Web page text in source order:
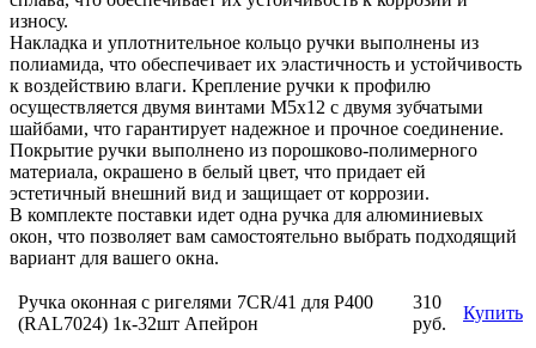
износу.
Накладка и уплотнительное кольцо ручки выполнены из
полиамида, что обеспечивает их эластичность и устойчивость
к воздействию влаги. Крепление ручки к профилю
осуществляется двумя винтами М5х12 с двумя зубчатыми
шайбами, что гарантирует надежное и прочное соединение.
Покрытие ручки выполнено из порошково-полимерного
материала, окрашено в белый цвет, что придает ей
эстетичный внешний вид и защищает от коррозии.
В комплекте поставки идет одна ручка для алюминиевых
окон, что позволяет вам самостоятельно выбрать подходящий
вариант для вашего окна.
Ручка оконная с ригелями 7CR/41 для Р400
(RAL7024) 1к-32шт Апейрон
310
руб.
Купить